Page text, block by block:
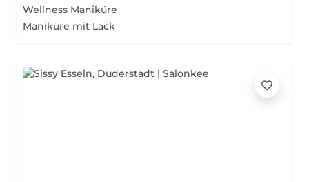
Wellness Maniküre
Maniküre mit Lack